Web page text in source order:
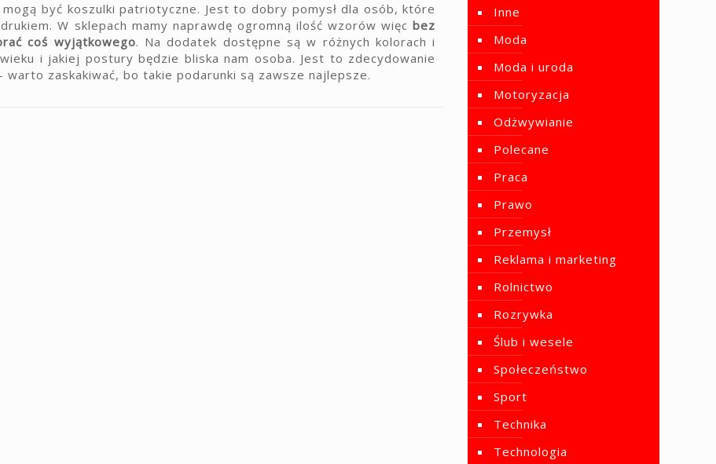
być koszulki patriotyczne. Jest to dobry pomysł dla osób, które
W sklepach mamy naprawdę ogromną ilość wzorów więcbez
coś wyjątkowego. Na dodatek dostępne są w różnych kolorach i
i jakiej postury będzie bliska nam osoba. Jest to zdecydowanie
zaskakiwać, bo takie podarunki są zawsze najlepsze.
Inne
Moda
Moda i uroda
Motoryzacja
Odżwywianie
Polecane
Praca
Prawo
Przemysł
Reklama i marketing
Rolnictwo
Rozrywka
Ślub i wesele
Społeczeństwo
Sport
Technika
Technologia